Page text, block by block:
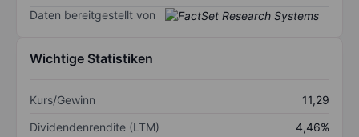
Daten bereitgestellt von
Wichtige Statistiken
Kurs/Gewinn
11,29
Dividendenrendite (LTM)
4,46%